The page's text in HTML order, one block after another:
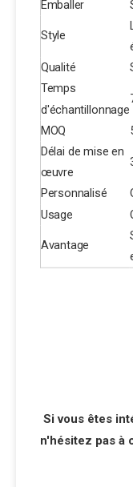
Emballer
Style
Qualité
Temps
d'échantillonnage
MOQ
Délai de mise en
œuvre
Personnalisé
Usage
Avantage
Si vous êtes
n'hésitez pas à